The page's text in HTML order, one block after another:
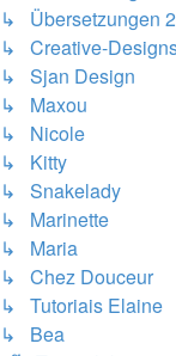
↳ Übersetzungen
↳ Creative-
↳ Sjan Design
↳ Maxou
↳ Nicole
↳ Kitty
↳ Snakelady
↳ Marinette
↳ Maria
↳ Chez Douceur
↳ Tutoriais Elaine
↳ Bea